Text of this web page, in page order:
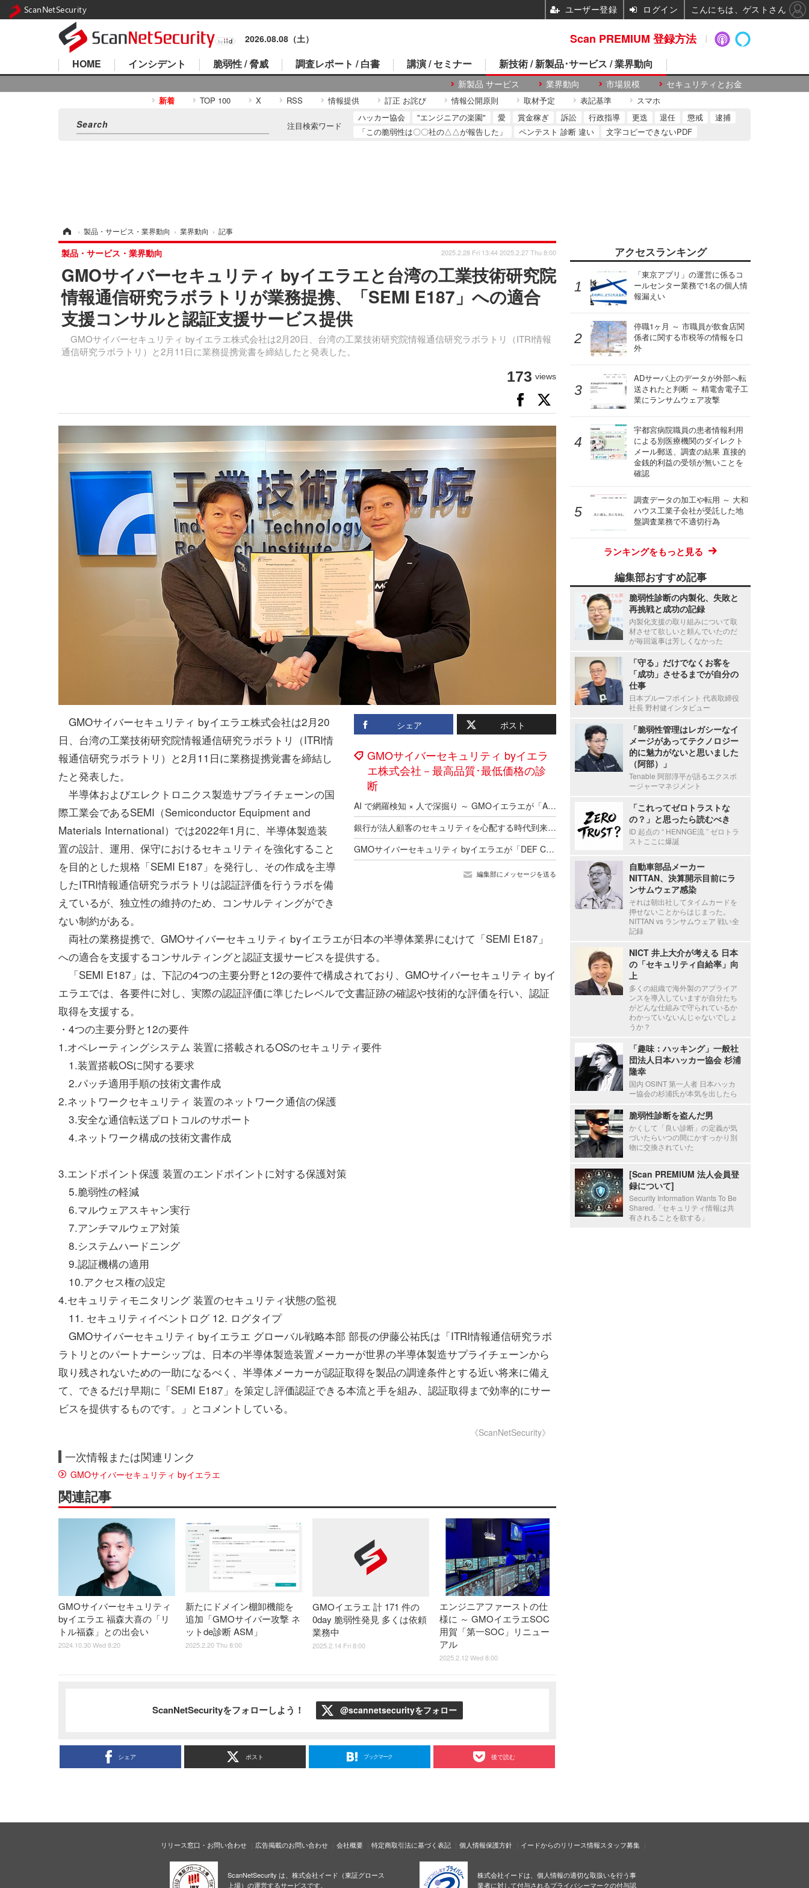
2026.08.08（土）
HOME インシデント 脆弱性 / 脅威 調査レポート / 白書 講演 / セミナー 新技術 / 新製品･サービス / 業界動向
新製品 サービス 業界動向 市場規模 セキュリティとお金
新着 TOP 100 X RSS 情報提供 訂正 お詫び 情報公開原則 取材予定 表記基準 スマホ
注目検索ワード
ハッカー協会 "エンジニアの楽園" 愛 賞金稼ぎ 訴訟 行政指導 更迭 退任 懲戒
逮捕
「この脆弱性は〇〇社の△△が報告した」
ペンテスト 診断 違い 文字コピーできないPDF
› 製品・サービス・業界動向 › 業界動向 › 記事
GMOサイバーセキュリティ byイエラエと台湾の工業技術研究院
情報通信研究ラボラトリが業務提携、「SEMI E187」への適合
支援コンサルと認証支援サービス提供
GMOサイバーセキュリティ byイエラエ株式会社は2月20日、台湾の工業技術研究院情報通信研究ラボラトリ（ITRI情報
通信研究ラボラトリ）と2月11日に業務提携覚書を締結したと発表した。
製品・サービス・業界動向 2025.2.28 Fri 13:44 2025.2.27 Thu 8:00
173 views
シェア ポスト
GMOサイバーセキュリティ byイエラ
エ株式会社－最高品質･最低価格の診
断
AI で網羅検知 × 人で深掘り ～ GMOイエラエが「AIホワイトハッカー ペネトレーションテスト」提供開始
銀行が法人顧客のセキュリティを心配する時代到来 ～ ～ GMOあおぞらネット銀行とGMOサイバーセキュリティ byイエラエが提携
GMOサイバーセキュリティ byイエラエが「DEF CON 34」の宇宙サイバーセキュリティ専門エリア「Aerospace Village」にブース出展
編集部にメッセージを送る
GMOサイバーセキュリティ byイエラエ株式会社は2月20
日、台湾の工業技術研究院情報通信研究ラボラトリ（ITRI情
報通信研究ラボラトリ）と2月11日に業務提携覚書を締結し
たと発表した。
半導体およびエレクトロニクス製造サプライチェーンの国
際工業会であるSEMI（Semiconductor Equipment and
Materials International）では2022年1月に、半導体製造装
置の設計、運用、保守におけるセキュリティを強化すること
を目的とした規格「SEMI E187」を発行し、その作成を主導
したITRI情報通信研究ラボラトリは認証評価を行うラボを備
えているが、独立性の維持のため、コンサルティングができ
ない制約がある。
両社の業務提携で、GMOサイバーセキュリティ byイエラエが日本の半導体業界にむけて「SEMI E187」
への適合を支援するコンサルティングと認証支援サービスを提供する。
「SEMI E187」は、下記の4つの主要分野と12の要件で構成されており、GMOサイバーセキュリティ byイ
エラエでは、各要件に対し、実際の認証評価に準じたレベルで文書証跡の確認や技術的な評価を行い、認証
取得を支援する。
・4つの主要分野と12の要件
1.オペレーティングシステム 装置に搭載されるOSのセキュリティ要件
1.装置搭載OSに関する要求
2.パッチ適用手順の技術文書作成
2.ネットワークセキュリティ 装置のネットワーク通信の保護
3.安全な通信転送プロトコルのサポート
4.ネットワーク構成の技術文書作成
3.エンドポイント保護 装置のエンドポイントに対する保護対策
5.脆弱性の軽減
6.マルウェアスキャン実行
7.アンチマルウェア対策
8.システムハードニング
9.認証機構の適用
10.アクセス権の設定
4.セキュリティモニタリング 装置のセキュリティ状態の監視
11. セキュリティイベントログ 12. ログタイプ
GMOサイバーセキュリティ byイエラエ グローバル戦略本部 部長の伊藤公祐氏は「ITRI情報通信研究ラボ
ラトリとのパートナーシップは、日本の半導体製造装置メーカーが世界の半導体製造サプライチェーンから
取り残されないための一助になるべく、半導体メーカーが認証取得を製品の調達条件とする近い将来に備え
て、できるだけ早期に「SEMI E187」を策定し評価認証できる本流と手を組み、認証取得まで効率的にサー
ビスを提供するものです。」とコメントしている。
《ScanNetSecurity》
一次情報または関連リンク
GMOサイバーセキュリティ byイエラエ
関連記事
GMOサイバーセキュリティ
byイエラエ 福森大喜の「リ
トル福森」との出会い
2024.10.30 Wed 8:20
新たにドメイン棚卸機能を
追加「GMOサイバー攻撃 ネ
ットde診断 ASM」
2025.2.20 Thu 8:00
GMOイエラエ 計 171 件の
0day 脆弱性発見 多くは依頼
業務中
2025.2.14 Fri 8:00
エンジニアファーストの仕
様に ～ GMOイエラエSOC
用賀「第一SOC」リニュー
アル
2025.2.12 Wed 8:00
ScanNetSecurityをフォローしよう！ @scannetsecurityをフォロー
シェア ポスト ブックマーク 後で読む
アクセスランキング
「東京アプリ」の運営に係るコ
ールセンター業務で1名の個人情
報漏えい
停職1ヶ月 ～ 市職員が飲食店関
係者に関する市税等の情報を口
外
ADサーバ上のデータが外部へ転
送されたと判断 ～ 精電舎電子工
業にランサムウェア攻撃
宇都宮病院職員の患者情報利用
による別医療機関のダイレクト
メール郵送、調査の結果 直接的
金銭的利益の受領が無いことを
確認
調査データの加工や転用 ～ 大和
ハウス工業子会社が受託した地
盤調査業務で不適切行為
ランキングをもっと見る
編集部おすすめ記事
脆弱性診断の内製化、失敗と
再挑戦と成功の記録
内製化支援の取り組みについて取
材させて欲しいと頼んでいたのだ
が毎回返事は芳しくなかった
「守る」だけでなくお客を
「成功」させるまでが自分の
仕事
日本プルーフポイント 代表取締役
社長 野村健インタビュー
「脆弱性管理はレガシーなイ
メージがあってテクノロジー
的に魅力がないと思いました
（阿部）」
Tenable 阿部淳平が語るエクスポ
ージャーマネジメント
「これってゼロトラストな
の？」と思ったら読むべき
ID 起点の “ HENNGE流 ” ゼロトラ
ストここに爆誕
自動車部品メーカー
NITTAN、決算開示目前にラ
ンサムウェア感染
それは朝出社してタイムカードを
押せないことからはじまった。
NITTAN vs ランサムウェア 戦い全
記録
NICT 井上大介が考える 日本
の「セキュリティ自給率」向
上
多くの組織で海外製のアプライア
ンスを導入していますが自分たち
がどんな仕組みで守られているか
わかっていないんじゃないでしょ
うか？
「趣味：ハッキング」一般社
団法人日本ハッカー協会 杉浦
隆幸
国内 OSINT 第一人者 日本ハッカ
ー協会の杉浦氏が本気を出したら
脆弱性診断を盗んだ男
かくして「良い診断」の定義が気
づいたらいつの間にかすっかり別
物に交換されていた
[Scan PREMIUM 法人会員登
録について]
Security Information Wants To Be
Shared.「セキュリティ情報は共
有されることを欲する」
リリース窓口・お問い合わせ 広告掲載のお問い合わせ 会社概要 特定商取引法に基づく表記 個人情報保護方針 イードからのリリース情報スタッフ募集
ScanNetSecurity は、株式会社イード（東証グロース
上場）の運営するサービスです。
株式会社イードは、個人情報の適切な取扱いを行う事
業者に対して付与されるプライバシーマークの付与認
Scan PREMIUM 登録方法
ScanNetSecurity ユーザー登録 ログイン こんにちは、ゲストさん